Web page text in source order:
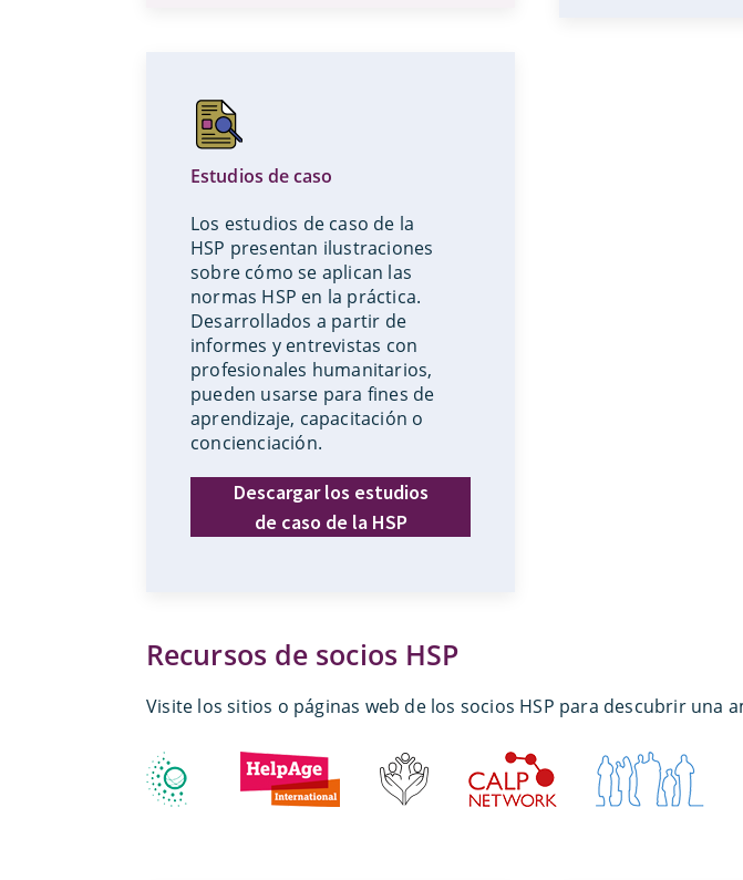
Estudios de caso
Los estudios de caso de la
HSP presentan ilustraciones
sobre cómo se aplican las
normas HSP en la práctica.
Desarrollados a partir de
informes y entrevistas con
profesionales humanitarios,
pueden usarse para fines de
aprendizaje, capacitación o
concienciación.
Descargar los estudios
de caso de la HSP
Recursos de socios HSP
Visite los sitios o páginas web de los socios HSP para descubrir